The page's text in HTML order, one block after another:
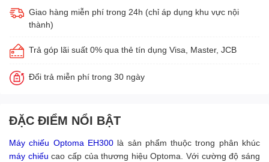
Giao hàng miễn phí trong 24h (chỉ áp dụng khu vực nội
thành)
Trả góp lãi suất 0% qua thẻ tín dụng Visa, Master, JCB
Đổi trả miễn phí trong 30 ngày
ĐẶC ĐIỂM NỔI BẬT
Máy chiếu OptomaEH300 là sản phẩm thuộc trong phân khúc
máy chiếu cao cấp của thương hiệu Optoma. Với cường độ sáng